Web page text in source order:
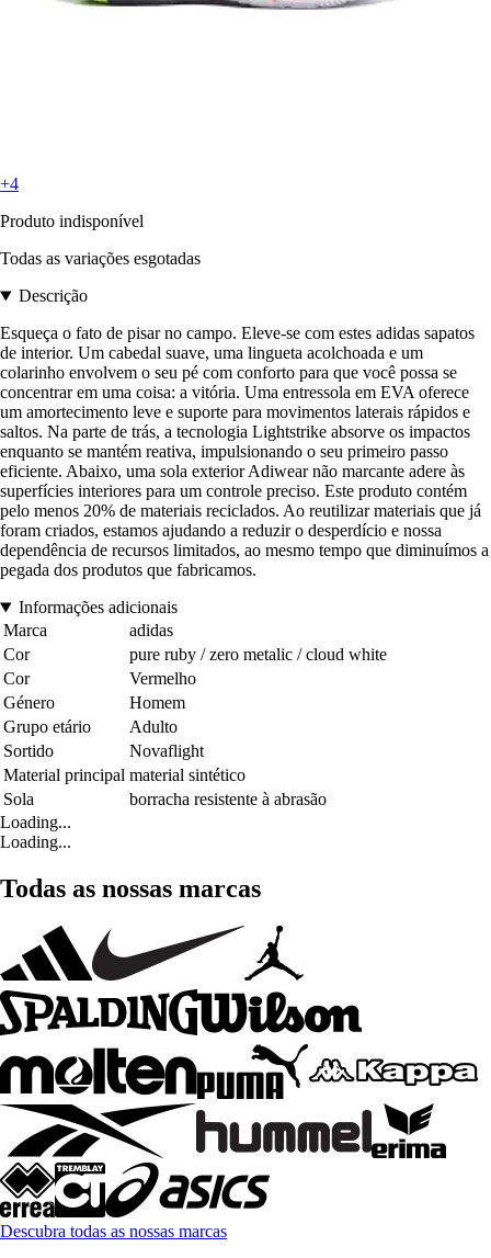
+4
Produto indisponível
Todas as variações esgotadas
Descrição
Esqueça o fato de pisar no campo. Eleve-se com estes adidas sapatos
de interior. Um cabedal suave, uma lingueta acolchoada e um
colarinho envolvem o seu pé com conforto para que você possa se
concentrar em uma coisa: a vitória. Uma entressola em EVA oferece
um amortecimento leve e suporte para movimentos laterais rápidos e
saltos. Na parte de trás, a tecnologia Lightstrike absorve os impactos
enquanto se mantém reativa, impulsionando o seu primeiro passo
eficiente. Abaixo, uma sola exterior Adiwear não marcante adere às
superfícies interiores para um controle preciso. Este produto contém
pelo menos 20% de materiais reciclados. Ao reutilizar materiais que já
foram criados, estamos ajudando a reduzir o desperdício e nossa
dependência de recursos limitados, ao mesmo tempo que diminuímos a
pegada dos produtos que fabricamos.
Informações adicionais
Marca
adidas
Cor
pure ruby / zero metalic / cloud white
Cor
Vermelho
Género
Homem
Grupo etário
Adulto
Sortido
Novaflight
Material principal material sintético
Sola
borracha resistente à abrasão
Loading...
Loading...
Todas as nossas marcas
Descubra todas as nossas marcas